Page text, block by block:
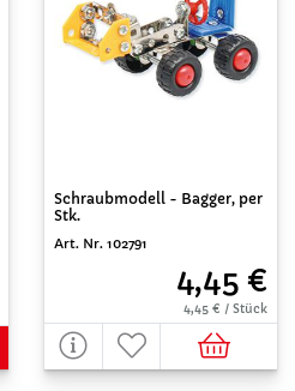
Schraubmodell - Bagger, per
Stk.
Art. Nr. 102791
4,45 €
4,45 € / Stück